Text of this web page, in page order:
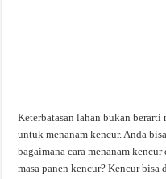
Keterbatasan lahan bukan berarti
untuk menanam kencur. Anda
bagaimana cara menanam
masa panen kencur? Kencur